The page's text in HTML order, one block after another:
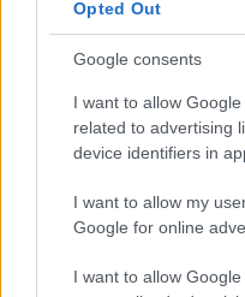
Opted Out
Google consents
I want to allow
related to advertising
device identifiers in
I want to allow my
Google for online
I want to allow
William, Kate e i
Francesca Lombardi · 2 Ago 2026